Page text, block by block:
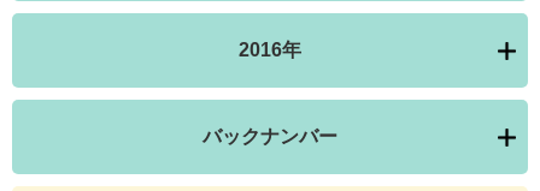
2016年
バックナンバー